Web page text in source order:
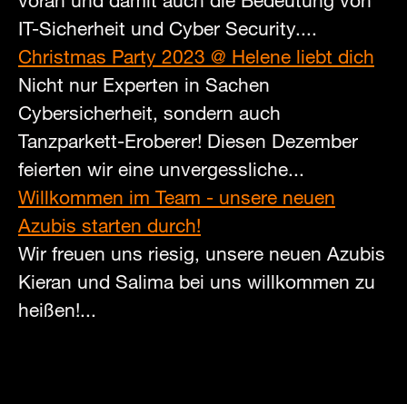
IT-Sicherheit und Cyber Security....
Christmas Party 2023 @ Helene liebt dich
Nicht nur Experten in Sachen
Cybersicherheit, sondern auch
Tanzparkett-Eroberer! Diesen Dezember
feierten wir eine unvergessliche...
Willkommen im Team - unsere neuen
Azubis starten durch!
Wir freuen uns riesig, unsere neuen Azubis
Kieran und Salima bei uns willkommen zu
heißen!...